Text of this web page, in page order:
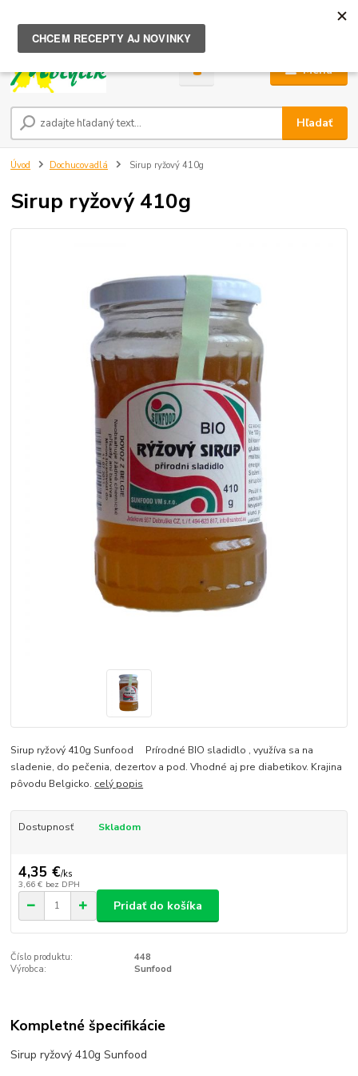
Menu
Hľadať
ks
0,00 €
Úvod Dochucovadlá Sirup ryžový 410g
Sirup ryžový 410g
Sirup ryžový 410g Sunfood Prírodné BIO sladidlo , využíva sa na
sladenie, do pečenia, dezertov a pod. Vhodné aj pre diabetikov. Krajina
pôvodu Belgicko. celý popis
Dostupnosť Skladom
4,35 €/ks
3,66 € bez DPH
Pridať do košíka
Číslo produktu:
448
Výrobca:
Sunfood
Kompletné špecifikácie
Sirup ryžový 410g Sunfood